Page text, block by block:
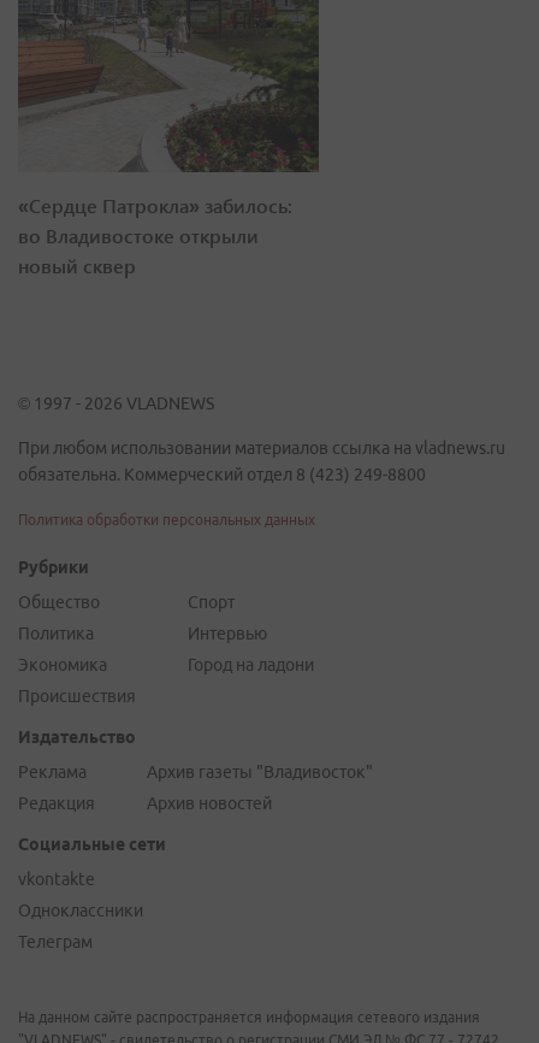
«Сердце Патрокла» забилось:
во Владивостоке открыли
новый сквер
© 1997 - 2026 VLADNEWS
При любом использовании материалов ссылка на vladnews.ru
обязательна. Коммерческий отдел 8 (423) 249-8800
Политика обработки персональных данных
Рубрики
Общество
Политика
Экономика
Происшествия
Спорт
Интервью
Город на ладони
Издательство
Реклама
Редакция
Архив газеты "Владивосток"
Архив новостей
Социальные сети
vkontakte
Одноклассники
Телеграм
На данном сайте распространяется информация сетевого издания